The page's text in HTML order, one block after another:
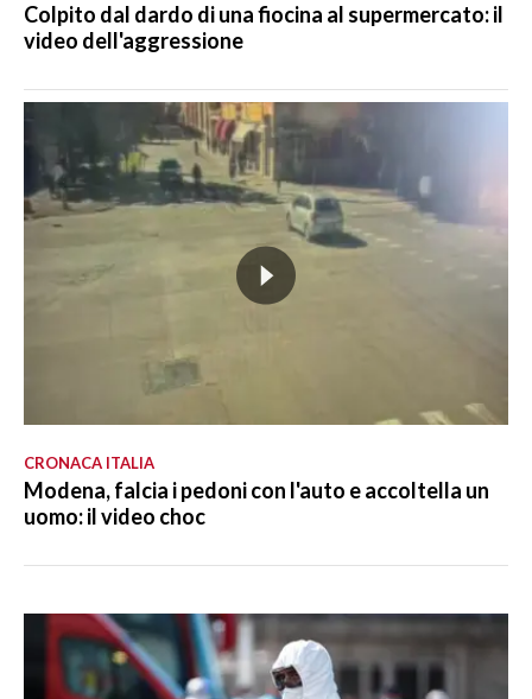
Colpito dal dardo di una fiocina al supermercato: il
video dell'aggressione
CRONACA ITALIA
Modena, falcia i pedoni con l'auto e accoltella un
uomo: il video choc